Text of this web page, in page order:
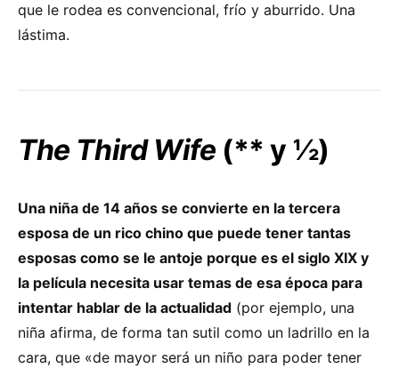
que le rodea es convencional, frío y aburrido. Una
lástima.
The Third Wife (** y ½)
Una niña de 14 años se convierte en la tercera
esposa de un rico chino que puede tener tantas
esposas como se le antoje porque es el siglo XIX y
la película necesita usar temas de esa época para
intentar hablar de la actualidad (por ejemplo, una
niña afirma, de forma tan sutil como un ladrillo en la
cara, que «de mayor será un niño para poder tener